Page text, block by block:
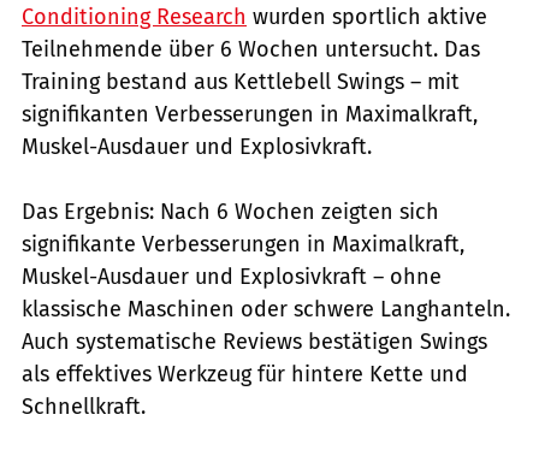
Conditioning Research wurden sportlich aktive
Teilnehmende über 6 Wochen untersucht. Das
Training bestand aus Kettlebell Swings – mit
signifikanten Verbesserungen in Maximalkraft,
Muskel-Ausdauer und Explosivkraft.
Das Ergebnis: Nach 6 Wochen zeigten sich
signifikante Verbesserungen in Maximalkraft,
Muskel-Ausdauer und Explosivkraft – ohne
klassische Maschinen oder schwere Langhanteln.
Auch systematische Reviews bestätigen Swings
als effektives Werkzeug für hintere Kette und
Schnellkraft.